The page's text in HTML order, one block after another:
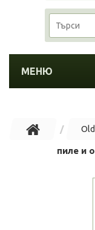
МЕНЮ
пиле и